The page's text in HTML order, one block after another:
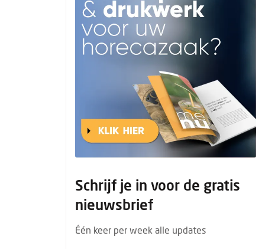
Schrijf je in voor de gratis
nieuwsbrief
Één keer per week alle updates